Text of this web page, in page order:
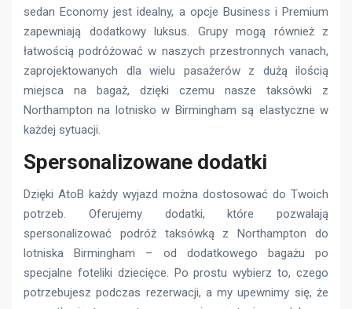
sedan Economy jest idealny, a opcje Business i Premium
zapewniają dodatkowy luksus. Grupy mogą również z
łatwością podróżować w naszych przestronnych vanach,
zaprojektowanych dla wielu pasażerów z dużą ilością
miejsca na bagaż, dzięki czemu nasze taksówki z
Northampton na lotnisko w Birmingham są elastyczne w
każdej sytuacji.
Spersonalizowane dodatki
Dzięki AtoB każdy wyjazd można dostosować do Twoich
potrzeb. Oferujemy dodatki, które pozwalają
spersonalizować podróż taksówką z Northampton do
lotniska Birmingham – od dodatkowego bagażu po
specjalne foteliki dziecięce. Po prostu wybierz to, czego
potrzebujesz podczas rezerwacji, a my upewnimy się, że